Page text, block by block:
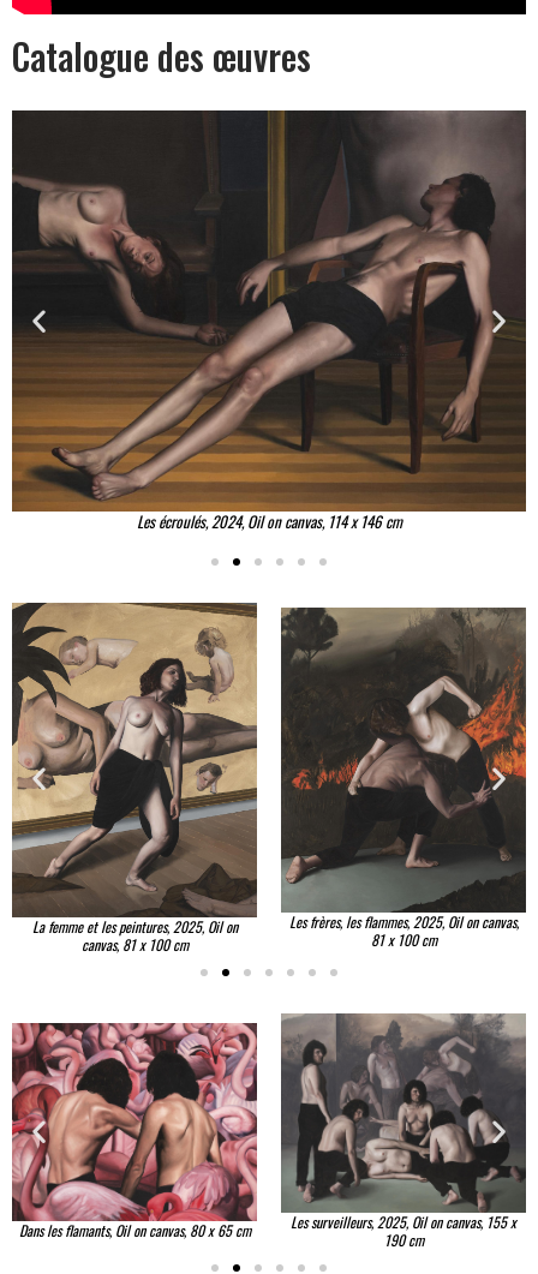
Catalogue des œuvres
Les écroulés, 2024, Oil on canvas, 114 x 146 cm
La femme et les peintures, 2025, Oil on
canvas, 81 x 100 cm
Les frères, les flammes, 2025, Oil on canvas,
81 x 100 cm
Dans les flamants, Oil on canvas, 80 x 65 cm
Les surveilleurs, 2025, Oil on canvas, 155 x
190 cm